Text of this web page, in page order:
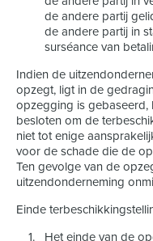
de andere partij
de andere partij in
surséance van
Indien de
opzegt, ligt in de
opzegging is gebaseerd,
besloten om de
niet tot enige
voor de schade die de
Ten gevolge van de
uitzendonderneming
Einde
Het einde van de